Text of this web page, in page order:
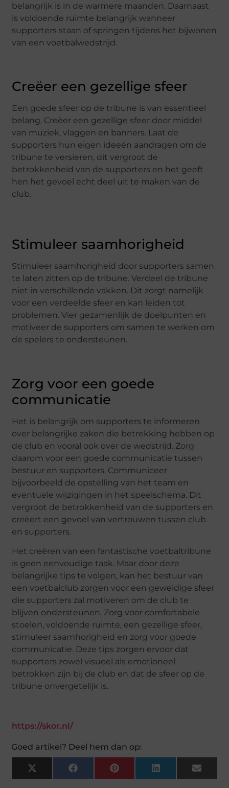
belangrijk is in de warmere maanden. Daarnaast
is voldoende ruimte belangrijk wanneer
supporters staan ​​of springen tijdens het bijwonen
van een voetbalwedstrijd.
Creëer een gezellige sfeer
Een goede sfeer op de tribune is van essentieel
belang. Creëer een gezellige sfeer door middel
van muziek, vlaggen en banners. Laat de
supporters hun eigen ideeën aandragen om de
tribune te versieren, dit vergroot de
betrokkenheid van de supporters en het geeft
hen het gevoel echt deel uit te maken van de
club.
Stimuleer saamhorigheid
Stimuleer saamhorigheid door supporters samen
te laten zitten op de tribune. Verdeel de tribune
niet in verschillende vakken. Dit zorgt namelijk
voor een verdeelde sfeer en kan leiden tot
problemen. Vier gezamenlijk de doelpunten en
motiveer de supporters om samen te werken om
de spelers te ondersteunen.
Zorg voor een goede
communicatie
Het is belangrijk om supporters te informeren
over belangrijke zaken die betrekking hebben op
de club en vooral ook over de wedstrijd. Zorg
daarom voor een goede communicatie tussen
bestuur en supporters. Communiceer
bijvoorbeeld de opstelling van het team en
eventuele wijzigingen in het speelschema. Dit
vergroot de betrokkenheid van de supporters en
creëert een gevoel van vertrouwen tussen club
en supporters.
Het creëren van een fantastische voetbaltribune
is geen eenvoudige taak. Maar door deze
belangrijke tips te volgen, kan het bestuur van
een voetbalclub zorgen voor een geweldige sfeer
die supporters zal motiveren om de club te
blijven ondersteunen. Zorg voor comfortabele
stoelen, voldoende ruimte, een gezellige sfeer,
stimuleer saamhorigheid en zorg voor goede
communicatie. Deze tips zorgen ervoor dat
supporters zowel visueel als emotioneel
betrokken zijn bij de club en dat de sfeer op de
tribune onvergetelijk is.
https://skor.nl/
Goed artikel? Deel hem dan op:
X
(Twitter)
FacebookPinterestLinkedInEmail